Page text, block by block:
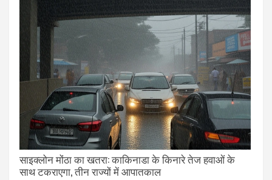
साइक्लोन मोंठा का खतरा: काकिनाडा के किनारे तेज हवाओं के
साथ टकराएगा, तीन राज्यों में आपातकाल